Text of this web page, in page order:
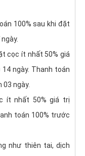
100% sau khi đặt
cọc ít nhất 50% giá
ngày. Thanh toán
03 ngày.
ít nhất 50% giá trị
toán 100% trước
như thiên tai, dịch